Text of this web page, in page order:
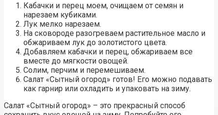
Кабачки и перец моем, очищаем от семян и
нарезаем кубиками.
Лук мелко нарезаем.
На сковороде разогреваем растительное масло и
обжариваем лук до золотистого цвета.
Добавляем кабачки и перец, обжариваем все
вместе до мягкости овощей.
Солим, перчим и перемешиваем.
Салат «Сытный огород» готов! Его можно подавать
как гарнир или охладить и упаковать на зиму.
Салат «Сытный огород» – это прекрасный способ